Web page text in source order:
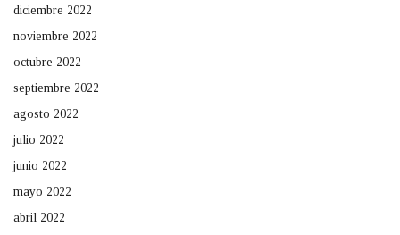
diciembre 2022
noviembre 2022
octubre 2022
septiembre 2022
agosto 2022
julio 2022
junio 2022
mayo 2022
abril 2022